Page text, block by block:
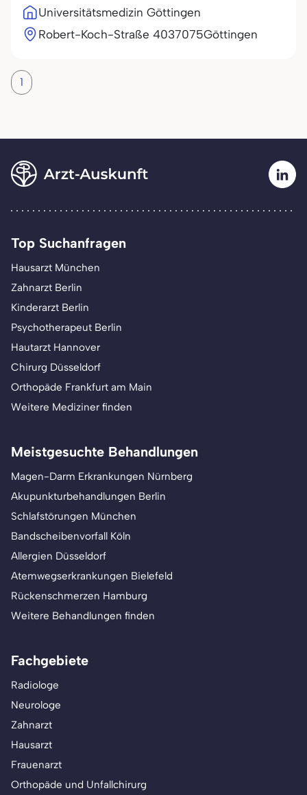
Universitätsmedizin Göttingen
Robert-Koch-Straße 4037075Göttingen
1
Top Suchanfragen
Hausarzt München
Zahnarzt Berlin
Kinderarzt Berlin
Psychotherapeut Berlin
Hautarzt Hannover
Chirurg Düsseldorf
Orthopäde Frankfurt am Main
Weitere Mediziner finden
Meistgesuchte Behandlungen
Magen-Darm Erkrankungen Nürnberg
Akupunkturbehandlungen Berlin
Schlafstörungen München
Bandscheibenvorfall Köln
Allergien Düsseldorf
Atemwegserkrankungen Bielefeld
Rückenschmerzen Hamburg
Weitere Behandlungen finden
Fachgebiete
Radiologe
Neurologe
Zahnarzt
Hausarzt
Frauenarzt
Orthopäde und Unfallchirurg